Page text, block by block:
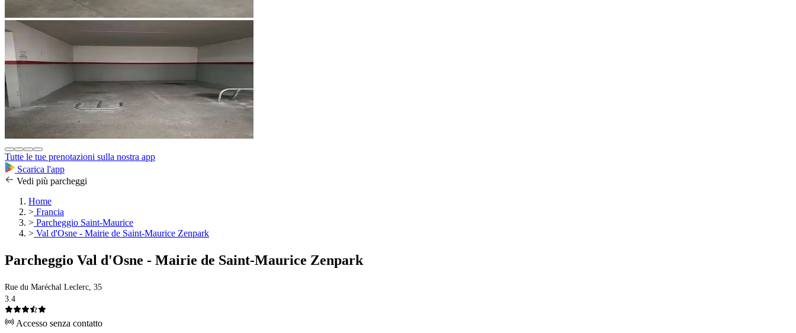
Tutte le tue prenotazioni sulla nostra app
Scarica l'app
Vedi più parcheggi
Home
> Francia
> Parcheggio Saint-Maurice
> Val d'Osne - Mairie de Saint-Maurice Zenpark
Parcheggio Val d'Osne - Mairie de Saint-Maurice Zenpark
Rue du Maréchal Leclerc, 35
3.4
Accesso senza contatto